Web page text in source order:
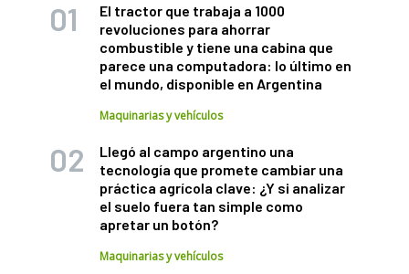
El tractor que trabaja a 1000
revoluciones para ahorrar
combustible y tiene una cabina que
parece una computadora: lo último en
el mundo, disponible en Argentina
Maquinarias y vehículos
Llegó al campo argentino una
tecnología que promete cambiar una
práctica agrícola clave: ¿Y si analizar
el suelo fuera tan simple como
apretar un botón?
Maquinarias y vehículos